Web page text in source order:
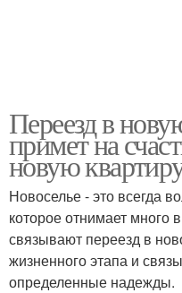
Переезд в
примет на
новую
Новоселье - это всегда
которое отнимает много
связывают переезд в
жизненного этапа и
определенные надежды.